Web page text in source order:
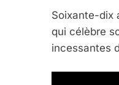
Soixante-dix
qui célèbre
incessantes
5